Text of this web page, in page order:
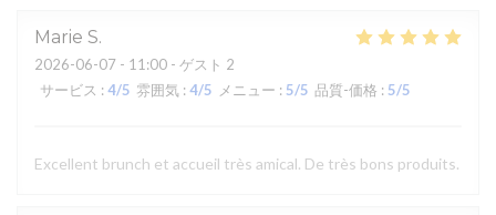
Marie S
2026-06-07 - 11:00 - ゲスト 2
サービス : 4/5 雰囲気 : 4/5 メニュー : 5/5 品質-価格 : 5/5
Excellent brunch et accueil très amical. De très bons produits.